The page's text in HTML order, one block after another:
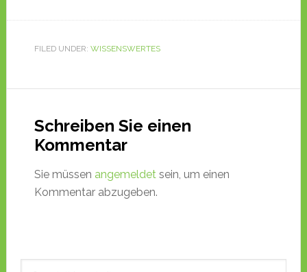
FILED UNDER: WISSENSWERTES
Schreiben Sie einen
Kommentar
Sie müssen angemeldetsein, um einen
Kommentar abzugeben.